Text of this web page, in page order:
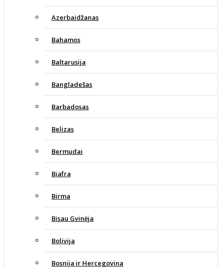
Azerbaidžanas
Bahamos
Baltarusija
Bangladešas
Barbadosas
Belizas
Bermudai
Biafra
Birma
Bisau Gvinėja
Bolivija
Bosnija ir Hercegovina